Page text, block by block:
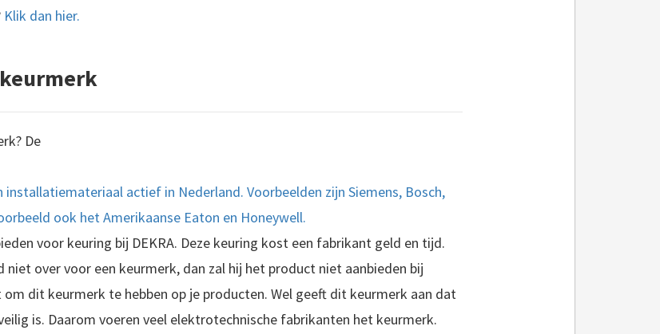
Klik dan hier.
De
installatiemateriaal actief in Nederland. Voorbeelden zijn Siemens, Bosch,
ook het Amerikaanse Eaton en Honeywell.
voor keuring bij DEKRA. Deze keuring kost een fabrikant geld en tijd.
over voor een keurmerk, dan zal hij het product niet aanbieden bij
om dit keurmerk te hebben op je producten. Wel geeft dit keurmerk aan dat
is. Daarom voeren veel elektrotechnische fabrikanten het keurmerk.